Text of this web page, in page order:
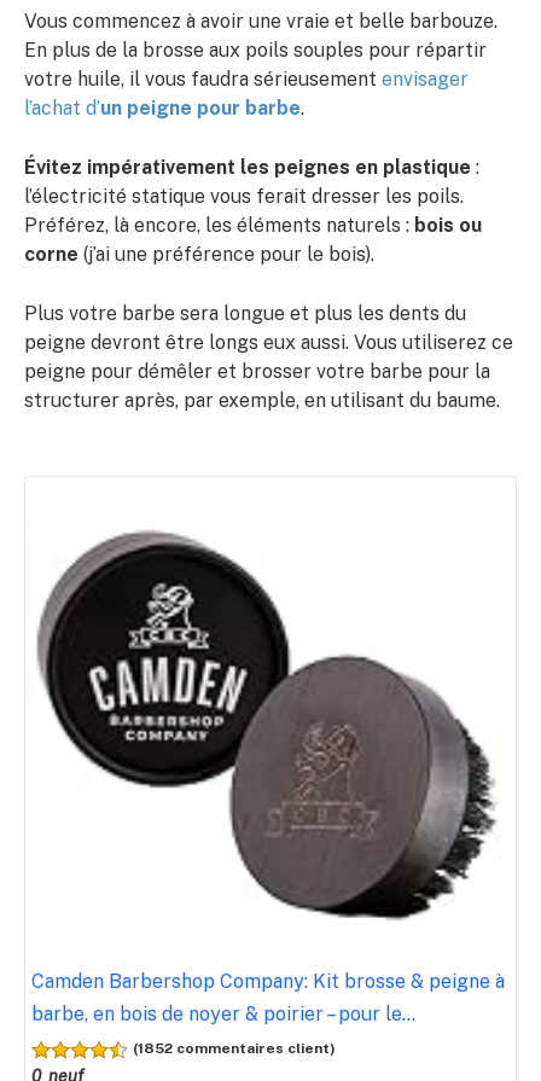
Vous commencez à avoir une vraie et belle barbouze.
En plus de la brosse aux poils souples pour répartir
votre huile, il vous faudra sérieusement envisager
l’achat d’un peigne pour barbe.
Évitez impérativement les peignes en plastique :
l’électricité statique vous ferait dresser les poils.
Préférez, là encore, les éléments naturels : bois ou
corne (j’ai une préférence pour le bois).
Plus votre barbe sera longue et plus les dents du
peigne devront être longs eux aussi. Vous utiliserez ce
peigne pour démêler et brosser votre barbe pour la
structurer après, par exemple, en utilisant du baume.
Camden Barbershop Company: Kit brosse & peigne à
barbe, en bois de noyer & poirier – pour le...
(1852 commentaires client)
0 neuf